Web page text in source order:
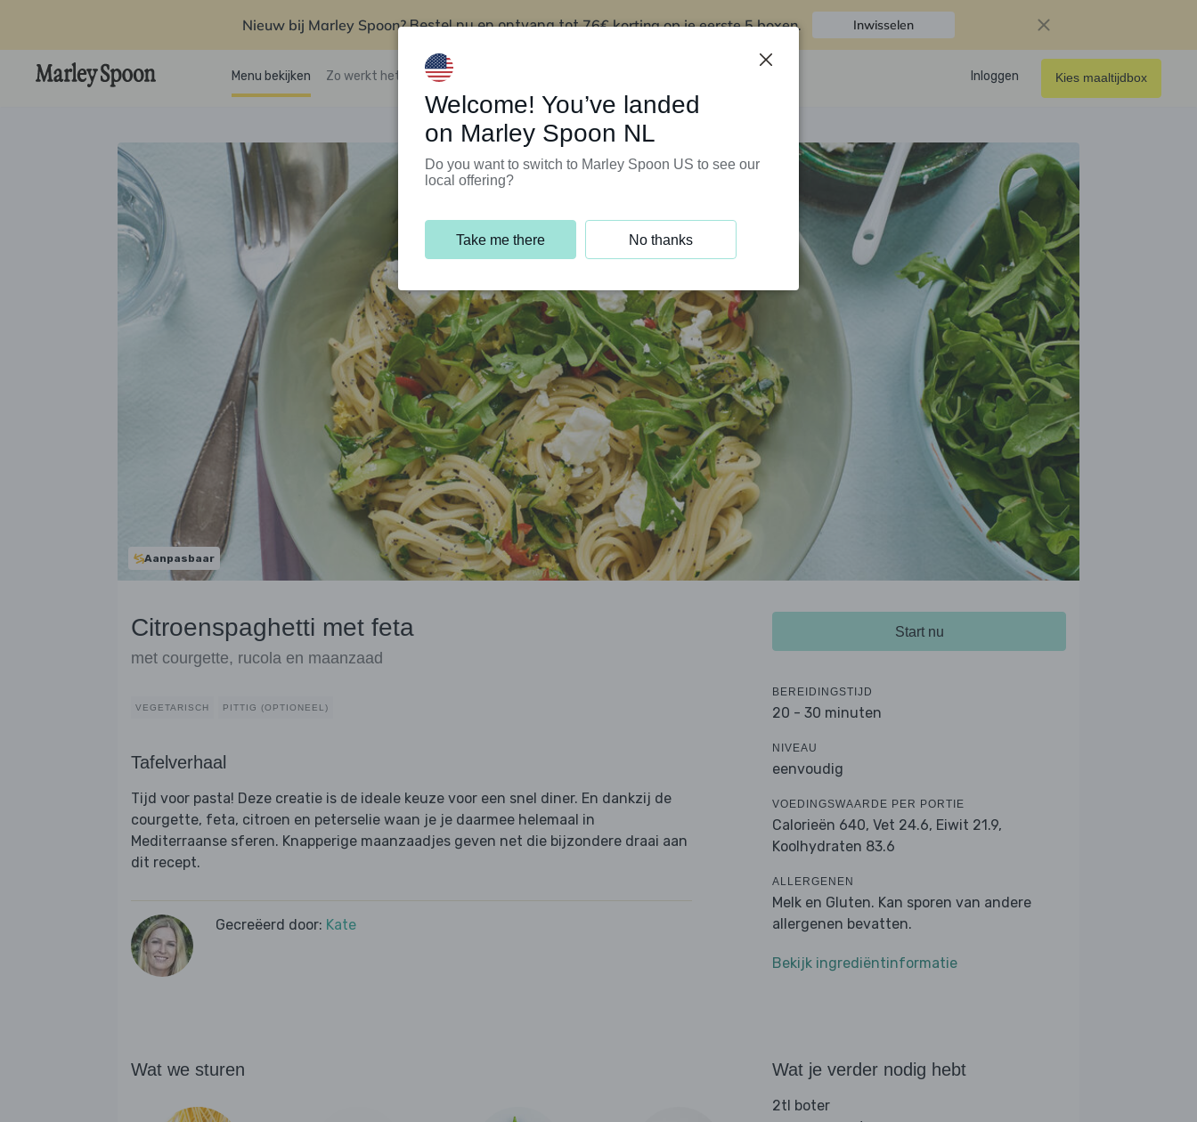
Nieuw bij Marley Spoon?Bestel nu en ontvang tot76€ korting op je eerste 5 boxen. Inwisselen
Menu bekijken Zo werkt het Klantenservice Inloggen Kies maaltijdbox
Aanpasbaar
Citroenspaghetti met feta
met courgette, rucola en maanzaad
VEGETARISCH PITTIG (OPTIONEEL)
Tafelverhaal
Tijd voor pasta! Deze creatie is de ideale keuze voor een snel diner. En dankzij de
courgette, feta, citroen en peterselie waan je je daarmee helemaal in
Mediterraanse sferen. Knapperige maanzaadjes geven net die bijzondere draai aan
dit recept.
Gecreëerd door: Kate
Start nu
BEREIDINGSTIJD
20 - 30 minuten
NIVEAU
eenvoudig
VOEDINGSWAARDE PER PORTIE
Calorieën 640, Vet 24.6, Eiwit 21.9,
Koolhydraten 83.6
ALLERGENEN
Melk en Gluten. Kan sporen van andere
allergenen bevatten.
Bekijk ingrediëntinformatie
Wat we sturen Wat je verder nodig hebt
2tl boter
Welcome! You’ve landed
on Marley Spoon NL
Do you want to switch to Marley Spoon US to see our
local offering?
Take me there No thanks